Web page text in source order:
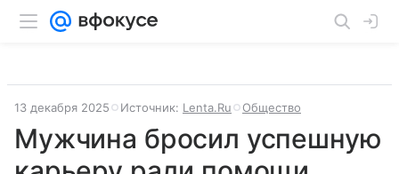
13 декабря 2025 Источник: Lenta.Ru Общество
Мужчина бросил успешную